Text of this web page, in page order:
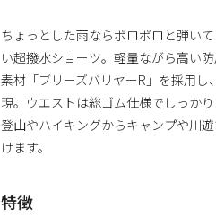
ちょっとした雨ならポロポロと弾い
い超撥水ショーツ。軽量ながら高い
素材「ブリーズバリヤーR」を採用
現。ウエストは総ゴム仕様でしっか
登山やハイキングからキャンプや川
けます。
特徴